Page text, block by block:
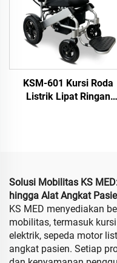
KSM-601 Kursi Roda
Listrik Lipat Ringan
Solusi Mobilitas KS
hingga Alat Angkat
KS MED menyediakan
mobilitas, termasuk
elektrik, sepeda motor
angkat pasien. Setiap